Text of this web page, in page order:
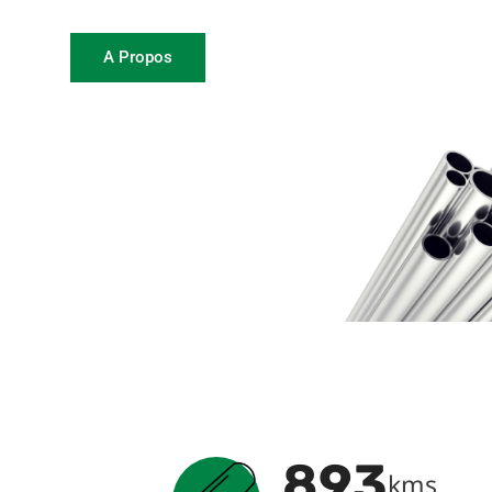
A Propos
kms